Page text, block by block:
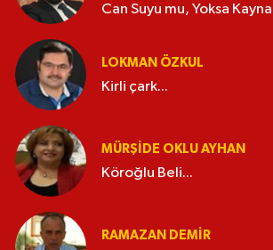
Can Suyu mu, Yoksa
LOKMAN ÖZKUL
Kirli çark...
MÜRŞIDE OKLU AYHAN
Köroğlu Beli...
RAMAZAN DEMİR